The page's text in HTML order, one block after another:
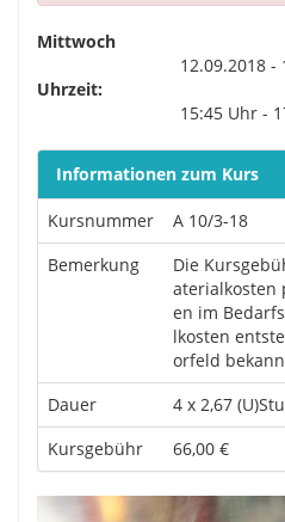
Mittwoch
12.09.2018 -
Uhrzeit:
15:45 Uhr -
Informationen zum Kurs
Kursnummer
A 10/3-18
Bemerkung
Die
aterialkosten
en im
lkosten
orfeld
Dauer
4 x 2,67
Kursgebühr
66,00 €